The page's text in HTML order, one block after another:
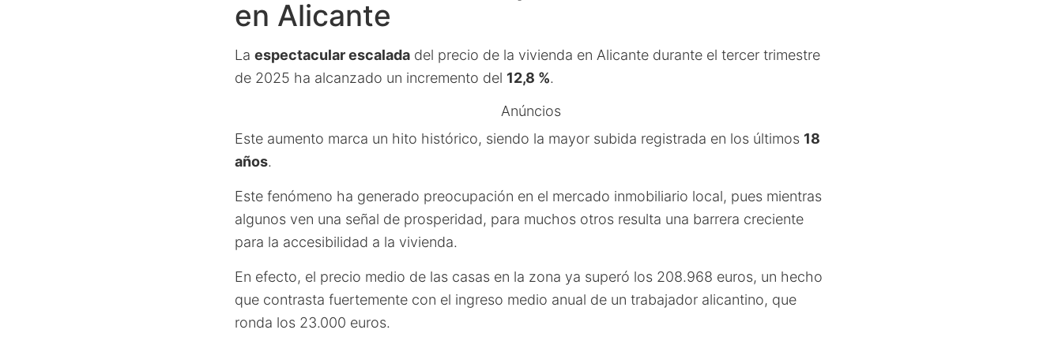
en Alicante
La espectacular escalada del precio de la vivienda en Alicante durante el tercer trimestre
de 2025 ha alcanzado un incremento del 12,8 %.
Anúncios
Este aumento marca un hito histórico, siendo la mayor subida registrada en los últimos 18
años.
Este fenómeno ha generado preocupación en el mercado inmobiliario local, pues mientras
algunos ven una señal de prosperidad, para muchos otros resulta una barrera creciente
para la accesibilidad a la vivienda.
En efecto, el precio medio de las casas en la zona ya superó los 208.968 euros, un hecho
que contrasta fuertemente con el ingreso medio anual de un trabajador alicantino, que
ronda los 23.000 euros.